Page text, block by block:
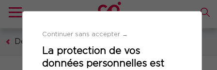
Continuer sans accepter →
La protection de vos
données personnelles est
Développement personnel